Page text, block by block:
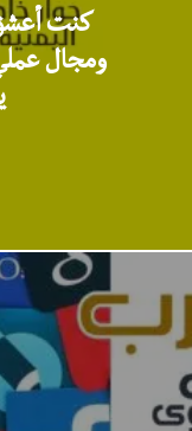
كنت أعشق
ومجال